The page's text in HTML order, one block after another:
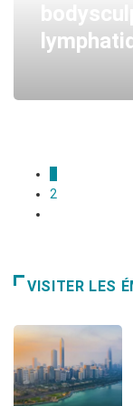
2
VISITER LES